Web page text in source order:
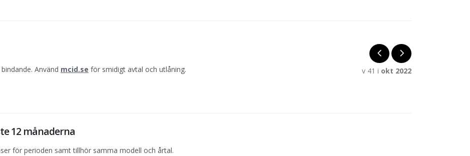
Använd mcid.se för smidigt avtal och utlåning. v 41 i okt 2022
12 månaderna
för perioden samt tillhör samma modell och årtal.